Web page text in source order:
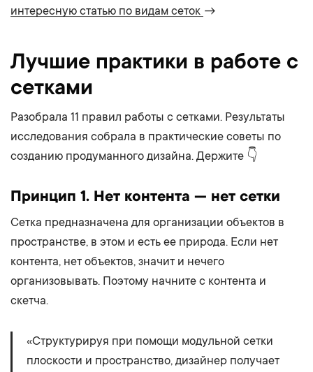
интересную статью по видам сеток →
Лучшие практики в работе с
сетками
Разобрала 11 правил работы с сетками. Результаты
исследования собрала в практические советы по
созданию продуманного дизайна. Держите 👇
Принцип 1. Нет контента — нет сетки
Сетка предназначена для организации объектов в
пространстве, в этом и есть ее природа. Если нет
контента, нет объектов, значит и нечего
организовывать. Поэтому начните с контента и
скетча.
«Структурируя при помощи модульной сетки
плоскости и пространство, дизайнер получает